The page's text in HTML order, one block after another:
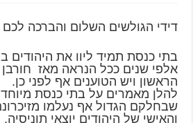
דידי הגולשים השלום והברכה לכם
בתי כנסת תמיד ליוו את היהודים
אלפי שנים ככל הנראה מאז
הראשון ויש הטוענים אף לפני כן.
להלן מאמרים על בתי כנסת
שבחלקם הגדול אף נעלמו
והאישי של היהודים יוצאי תוניסיה.